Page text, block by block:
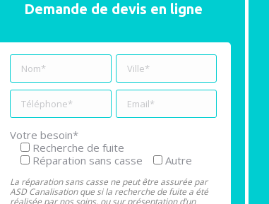
Demande de devis en ligne
Votre besoin*
Recherche de fuite
Réparation sans casse
Autre
La réparation sans casse ne peut être assurée par
ASD Canalisation que si la recherche de fuite a été
réalisée par nos soins, ou sur présentation d’un